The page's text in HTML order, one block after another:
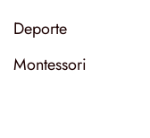
Deporte
Montessori